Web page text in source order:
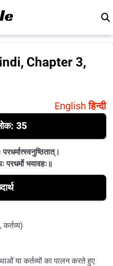
Chapter 3,
English हिन्दी
35
परधर्मो भयावहः॥
कर्तव्य)
या कर्तव्यों का पालन करते हुए